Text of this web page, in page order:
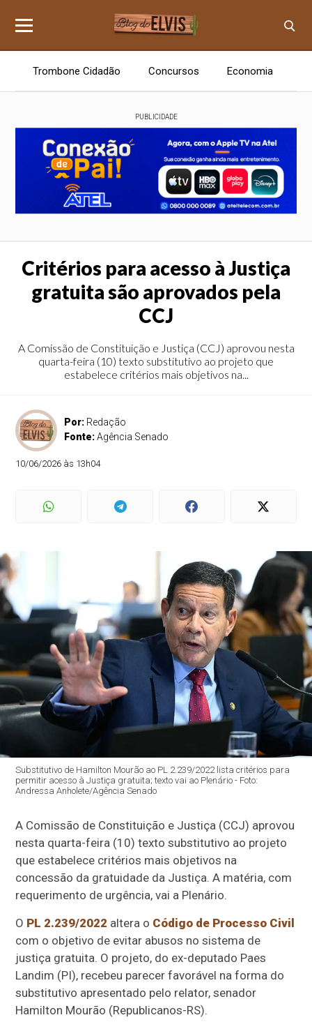
Trombone Cidadão Concursos Economia
PUBLICIDADE
Critérios para acesso à Justiça
gratuita são aprovados pela
CCJ
A Comissão de Constituição e Justiça (CCJ) aprovou nesta
quarta-feira (10) texto substitutivo ao projeto que
estabelece critérios mais objetivos na...
Por: Redação
Fonte:Agência Senado
10/06/2026 às 13h04
Substitutivo de Hamilton Mourão ao PL 2.239/2022 lista critérios para
permitir acesso à Justiça gratuita; texto vai ao Plenário - Foto:
Andressa Anholete/Agência Senado
A Comissão de Constituição e Justiça (CCJ) aprovou
nesta quarta-feira (10) texto substitutivo ao projeto
que estabelece critérios mais objetivos na
concessão da gratuidade da Justiça. A matéria, com
requerimento de urgência, vai a Plenário.
O PL 2.239/2022 altera o Código de Processo Civil
com o objetivo de evitar abusos no sistema de
justiça gratuita. O projeto, do ex-deputado Paes
Landim (PI), recebeu parecer favorável na forma do
substitutivo apresentado pelo relator, senador
Hamilton Mourão (Republicanos-RS).